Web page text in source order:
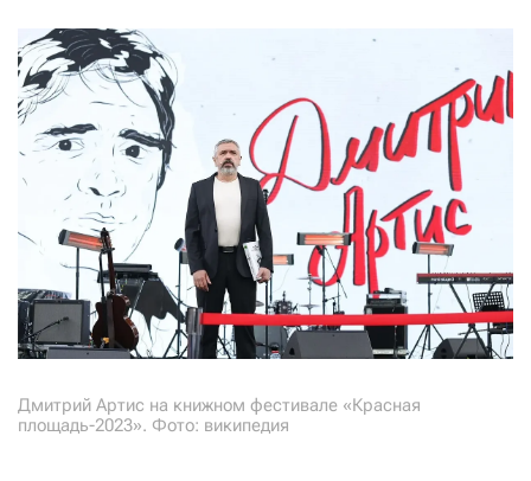
Дмитрий Артис на книжном фестивале «Красная
площадь-2023». Фото: википедия